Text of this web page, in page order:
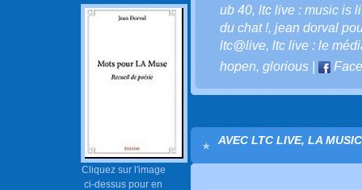
Cliquez sur l'image
ci-dessus pour en
ub 40, ltc live : music is
du chat !, jean dorval
ltc@live, ltc live : le
hopen, glorious
AVEC LTC LIVE, LA